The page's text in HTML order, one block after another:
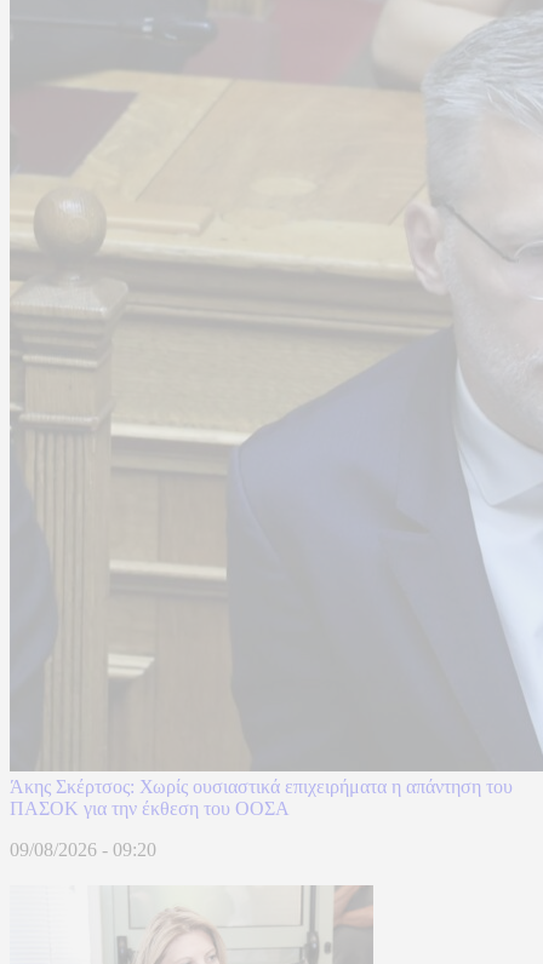
Άκης Σκέρτσος: Χωρίς ουσιαστικά επιχειρήματα η απάντηση του
ΠΑΣΟΚ για την έκθεση του ΟΟΣΑ
09/08/2026 - 09:20